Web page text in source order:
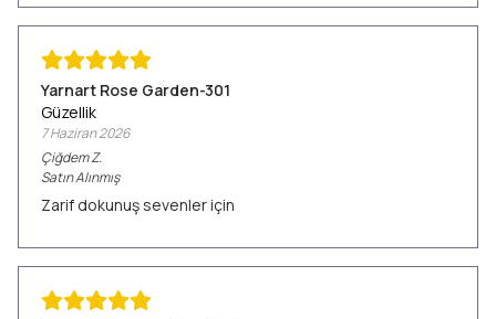
Yarnart Rose Garden-301
Güzellik
7 Haziran 2026
ÇiğdemZ.
Satın Alınmış
Zarif dokunuş sevenler için